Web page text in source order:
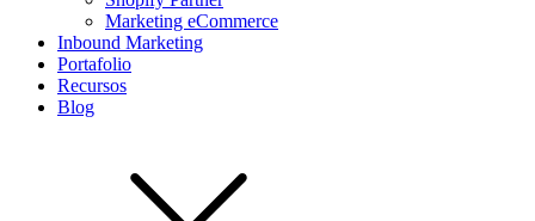
Marketing eCommerce
Inbound Marketing
Portafolio
Recursos
Blog